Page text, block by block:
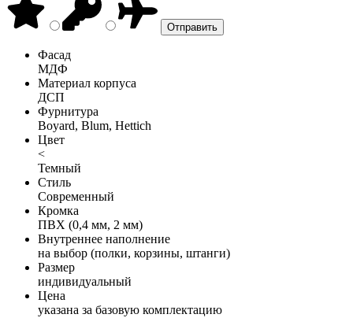
Фасад
МДФ
Материал корпуса
ДСП
Фурнитура
Boyard, Blum, Hettich
Цвет
<
Темный
Стиль
Современный
Кромка
ПВХ (0,4 мм, 2 мм)
Внутреннее наполнение
на выбор (полки, корзины, штанги)
Размер
индивидуальный
Цена
указана за базовую комплектацию